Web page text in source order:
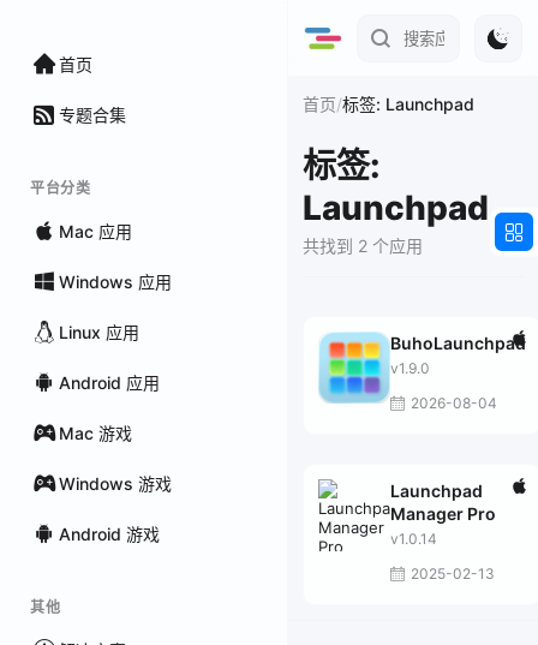
首页
专题合集
平台分类
Mac 应用
Windows 应用
Linux 应用
Android 应用
Mac 游戏
Windows 游戏
Android 游戏
其他
首页/标签: Launchpad
标签:
Launchpad
共找到 2 个应用
BuhoLaunchpad
v1.9.0
2026-08-04
Launchpad
Manager Pro
v1.0.14
2025-02-13